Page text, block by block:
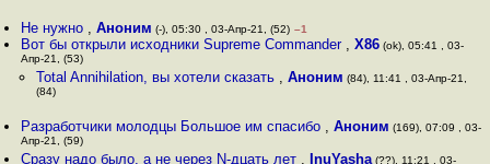
Не нужно ,Аноним (-), 05:30 , 03-Апр-21, (52) –1
Вот бы открыли исходники Supreme Commander ,X86 (ok), 05:41 , 03-
Апр-21, (53)
Total Annihilation, вы хотели сказать , Аноним (84), 11:41 , 03-Апр-21,
(84)
Разработчики молодцы Большое им спасибо ,Аноним (169), 07:09 , 03-
Апр-21, (59)
Сразу надо было, а не через N-дцать лет , InuYasha (??), 11:21 , 03-